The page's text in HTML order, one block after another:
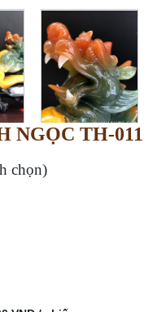
NGỌC TH-011
chọn)